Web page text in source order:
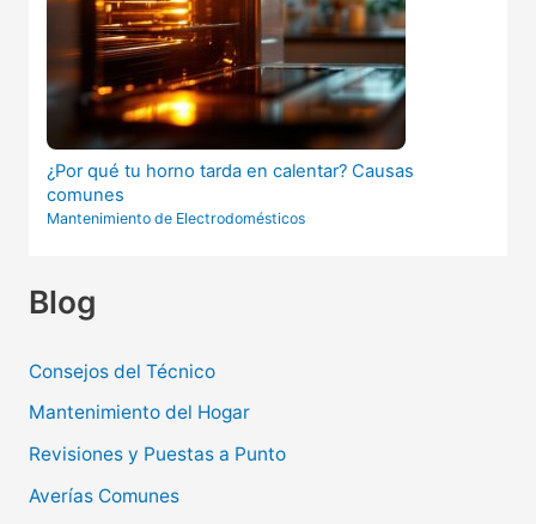
¿Por qué tu horno tarda en calentar? Causas
comunes
Mantenimiento de Electrodomésticos
Blog
Consejos del Técnico
Mantenimiento del Hogar
Revisiones y Puestas a Punto
Averías Comunes